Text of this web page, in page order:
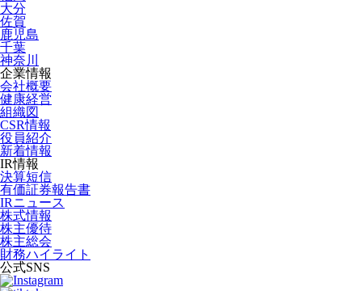
大分
佐賀
鹿児島
千葉
神奈川
企業情報
会社概要
健康経営
組織図
CSR情報
役員紹介
新着情報
IR情報
決算短信
有価証券報告書
IRニュース
株式情報
株主優待
株主総会
財務ハイライト
公式SNS